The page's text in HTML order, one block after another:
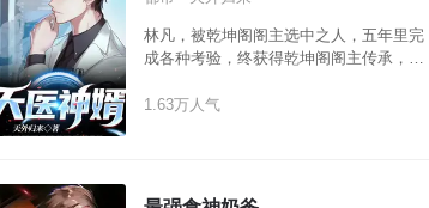
林凡，被乾坤阁阁主选中之人，五年里完
成各种考验，终获得乾坤阁阁主传承，一
来，翻动无尽风云，只为佳人一笑。
1.63万人气